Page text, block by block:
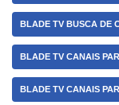
BLADE TV BUSCA DE
BLADE TV CANAIS
BLADE TV CANAIS